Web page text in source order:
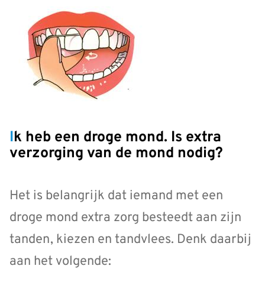
Ik heb een droge mond. Is extra
verzorging van de mond nodig?
Het is belangrijk dat iemand met een
droge mond extra zorg besteedt aan zijn
tanden, kiezen en tandvlees. Denk daarbij
aan het volgende: